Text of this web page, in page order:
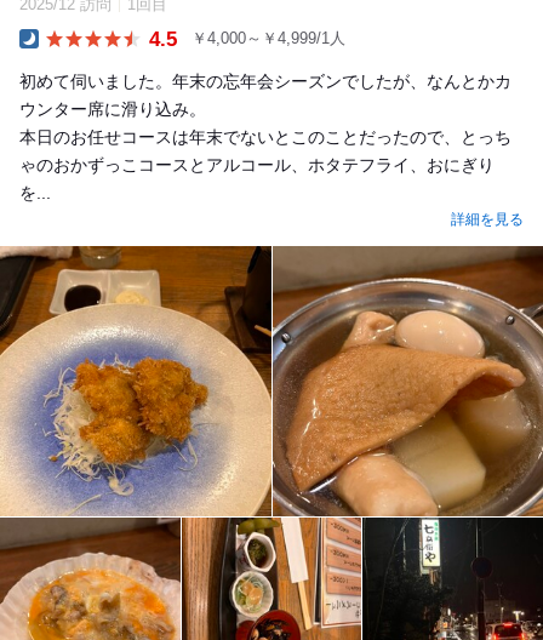
2025/12 訪問 1回目
4.5 ￥4,000～￥4,999/1人
初めて伺いました。年末の忘年会シーズンでしたが、なんとかカ
ウンター席に滑り込み。
本日のお任せコースは年末でないとこのことだったので、とっち
ゃのおかずっこコースとアルコール、ホタテフライ、おにぎり
を...
詳細を見る